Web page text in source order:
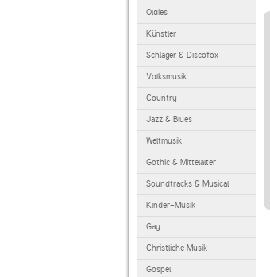
Oldies
Künstler
Schlager & Discofox
Volksmusik
Country
Jazz & Blues
Weltmusik
Gothic & Mittelalter
Soundtracks & Musical
Kinder-Musik
Gay
Christliche Musik
Gospel